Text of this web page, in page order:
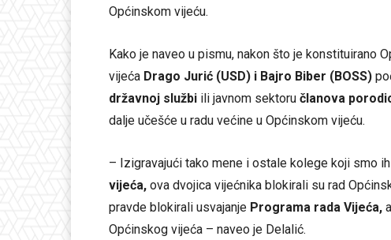
Općinskom vijeću.
Kako je naveo u pismu, nakon što je konstituirano
vijeća Drago Jurić (USD) i Bajro Biber (BOSS)
državnoj službi ili javnom sektoru članova
dalje učešće u radu većine u Općinskom vijeću.
– Izigravajući tako mene i ostale kolege koji smo
vijeća, ova dvojica vijećnika blokirali su rad
pravde blokirali usvajanje Programa rada Vijeća,
Općinskog vijeća – naveo je Delalić.